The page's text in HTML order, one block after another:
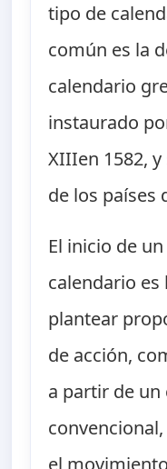
tipo de
común es la
calendario
instaurado
XIIIen 1582,
de los países
El inicio de
calendario
plantear
de acción,
a partir de un